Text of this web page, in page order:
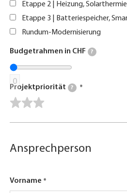
Etappe 2 | Heizung, Solarthermie
Etappe 3 | Batteriespeicher,
Rundum-Modernisierung
Budgetrahmen in CHF ?
0
Projektpriorität ?
Ansprechperson
Vorname